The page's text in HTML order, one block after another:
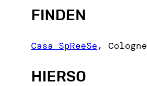
a
c
FINDEN
Casa SpReeSe,Cologne
HIERSO